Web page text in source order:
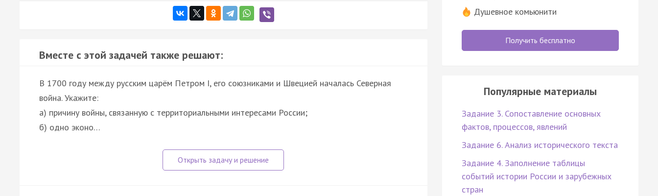
Вместе с этой задачей также решают:
В 1700 году между русским царём Петром I, его союзниками и Швецией началась Северная
война. Укажите:
а) причину войны, связанную с территориальными интересами России;
б) одно эконо…
Душевное комьюнити
Получить бесплатно
Популярные материалы
Задание 3. Сопоставление основных
фактов, процессов, явлений
Задание 6. Анализ исторического текста
Задание 4. Заполнение таблицы
событий истории России и зарубежных
стран